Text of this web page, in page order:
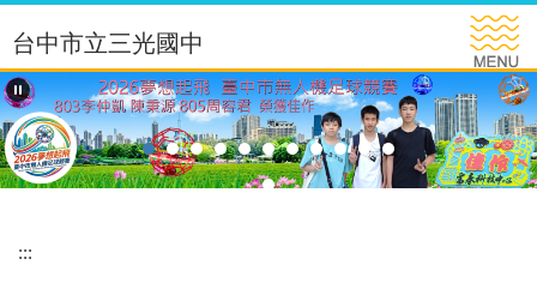
到
主
要
內
容
區
台中市立三光國中
:::